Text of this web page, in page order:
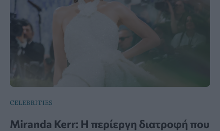
CELEBRITIES
Miranda Kerr: Η περίεργη διατροφή που